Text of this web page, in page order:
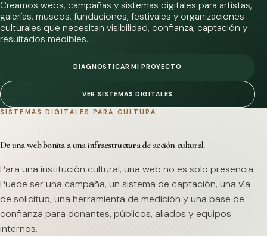
Creamos webs, campañas y sistemas digitales para artistas,
galerías, museos, fundaciones, festivales y organizaciones
culturales que necesitan visibilidad, confianza, captación y
resultados medibles.
DIAGNOSTICAR MI PROYECTO
VER SISTEMAS DIGITALES
SISTEMAS DIGITALES PARA CULTURA
De una web bonita a una infraestructura de acción cultural.
Para una institución cultural, una web no es solo presencia.
Puede ser una campaña, un sistema de captación, una vía
de solicitud, una herramienta de medición y una base de
confianza para donantes, públicos, aliados y equipos
internos.